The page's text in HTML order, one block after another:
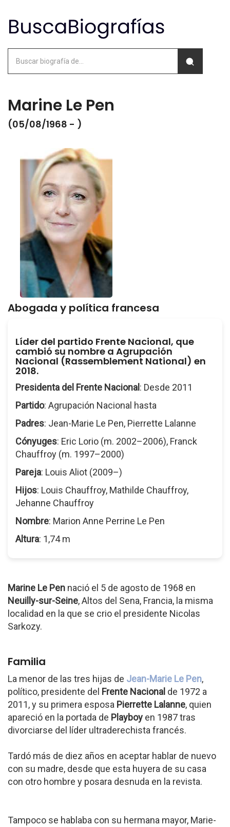
Marine Le Pen
(05/08/1968 - )
Abogada y política francesa
Líder del partido Frente Nacional, que
cambió su nombre a Agrupación
Nacional (Rassemblement National) en
2018.
Presidenta del Frente Nacional : Desde 2011
Partido: Agrupación Nacional hasta
Padres: Jean-Marie Le Pen, Pierrette Lalanne
Cónyuges: Eric Lorio (m. 2002–2006), Franck
Chauffroy (m. 1997–2000)
Pareja: Louis Aliot (2009–)
Hijos: Louis Chauffroy, Mathilde Chauffroy,
Jehanne Chauffroy
Nombre: Marion Anne Perrine Le Pen
Altura: 1,74 m
Marine Le Pen nació el 5 de agosto de 1968 en
Neuilly-sur-Seine, Altos del Sena, Francia, la misma
localidad en la que se crio el presidente Nicolas
Sarkozy.
Familia
La menor de las tres hijas de Jean-Marie Le Pen,
político, presidente del Frente Nacional de 1972 a
2011, y su primera esposa Pierrette Lalanne, quien
apareció en la portada de Playboy en 1987 tras
divorciarse del líder ultraderechista francés.
Tardó más de diez años en aceptar hablar de nuevo
con su madre, desde que esta huyera de su casa
con otro hombre y posara desnuda en la revista.
Tampoco se hablaba con su hermana mayor, Marie-